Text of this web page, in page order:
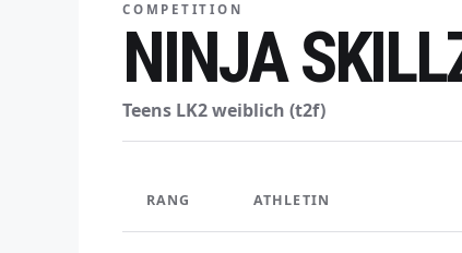
COMPETITION
NINJA
Teens LK2 weiblich (t2f)
RANG ATHLETIN